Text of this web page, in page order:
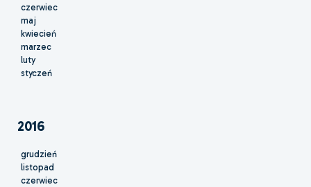
czerwiec
maj
kwiecień
marzec
luty
styczeń
2016
grudzień
listopad
czerwiec